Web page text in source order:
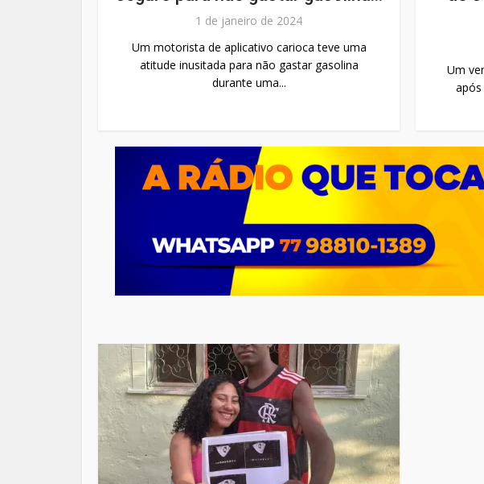
1 de janeiro de 2024
Um motorista de aplicativo carioca teve uma
atitude inusitada para não gastar gasolina
durante uma...
Um